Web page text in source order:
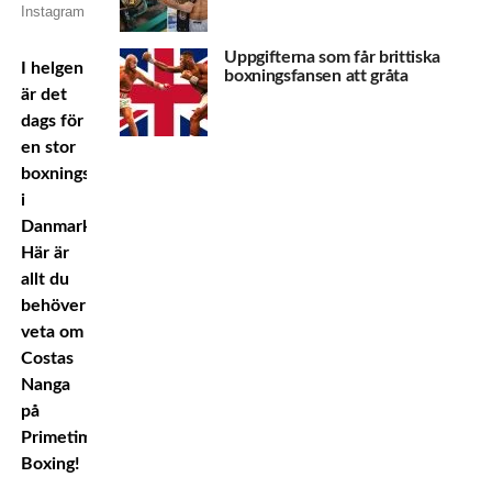
Instagram
I helgen
är det
dags för
en stor
boxningsgala
i
Danmark.
Här är
allt du
behöver
veta om
Costas
Nanga
på
Primetime
Boxing!
Uppgifterna som får brittiska
boxningsfansen att gråta